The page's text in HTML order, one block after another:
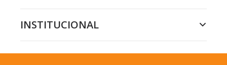
INSTITUCIONAL